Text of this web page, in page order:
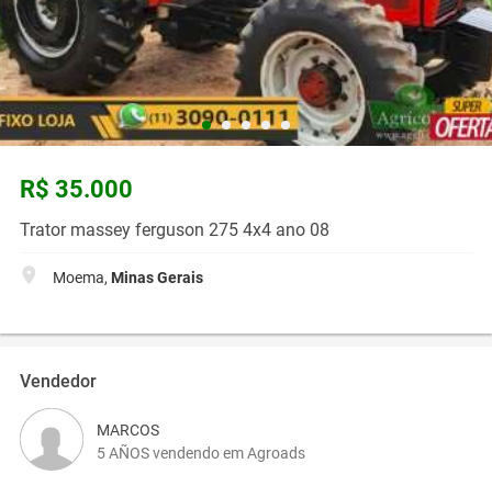
R$ 35.000
Trator massey ferguson 275 4x4 ano 08
Moema, Minas Gerais
Vendedor
MARCOS
5 AÑOS vendendo em Agroads